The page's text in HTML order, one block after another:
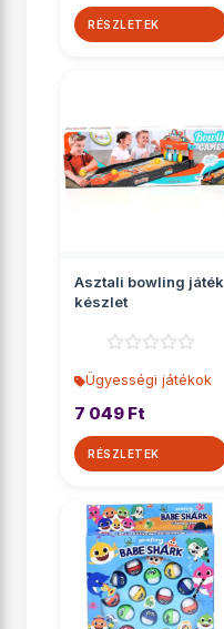
RÉSZLETEK
Asztali bowling játék
készlet
Ügyességi játékok
7 049 Ft
RÉSZLETEK